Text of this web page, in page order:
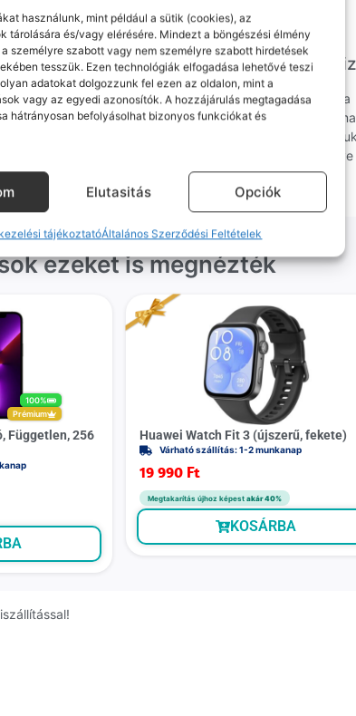
használunk, mint például a sütik (cookies), az
tárolására és/vagy elérésére. Mindezt a böngészési élmény
személyre szabott vagy nem személyre szabott hirdetések
tesszük. Ezen technológiák elfogadása lehetővé teszi
adatokat dolgozzunk fel ezen az oldalon, mint a
vagy az egyedi azonosítók. A hozzájárulás megtagadása
hátrányosan befolyásolhat bizonyos funkciókat és
Elutasitás Opciók
tájékoztatóÁltalános Szerződési Feltételek
de a
alap. Ha ritkán
kifogásokat
Szakértő
veszik az
Ingyenes Futár & Szerviz
Ha messze laksz, mi megyünk a
készülékért. Garanciális probléma
esetén küldjük a futárt,
telefont, és javítva vagy cserélve
küldjük vissza – neked ez 0 Ft
költséggel jár.
ezeket is megnézték
100%
Prémium
Független, 256
Huawei Watch Fit 3 (újszerű, fekete)
Várható szállítás: 1-2 munkanap
19 990 Ft
Megtakarítás újhoz képest akár 40%
KOSÁRBA